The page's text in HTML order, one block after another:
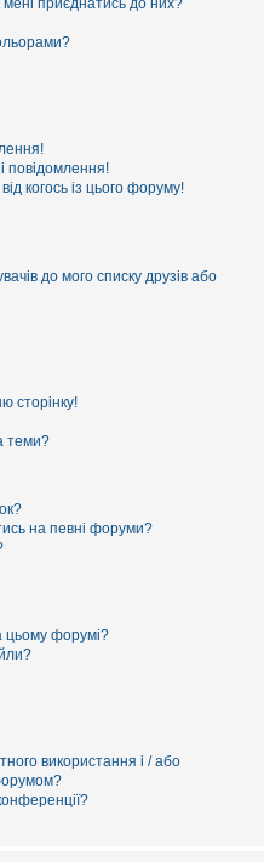
мені приєднатись до них?
повідомлення!
когось із цього форуму!
до мого списку друзів або
сторінку!
теми?
на певні форуми?
цьому форумі?
використання і / або